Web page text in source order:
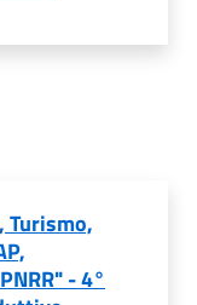
- 4°